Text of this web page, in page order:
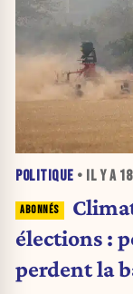
POLITIQUE • IL Y A
élections :
perdent la